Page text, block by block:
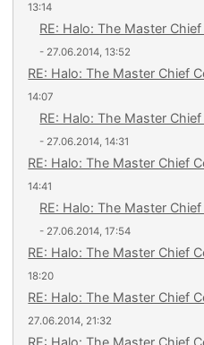
13:14
RE: Halo: The Master
- 27.06.2014, 13:52
RE: Halo: The Master Chief
14:07
RE: Halo: The Master
- 27.06.2014, 14:31
RE: Halo: The Master Chief
14:41
RE: Halo: The Master
- 27.06.2014, 17:54
RE: Halo: The Master Chief
18:20
RE: Halo: The Master Chief
27.06.2014, 21:32